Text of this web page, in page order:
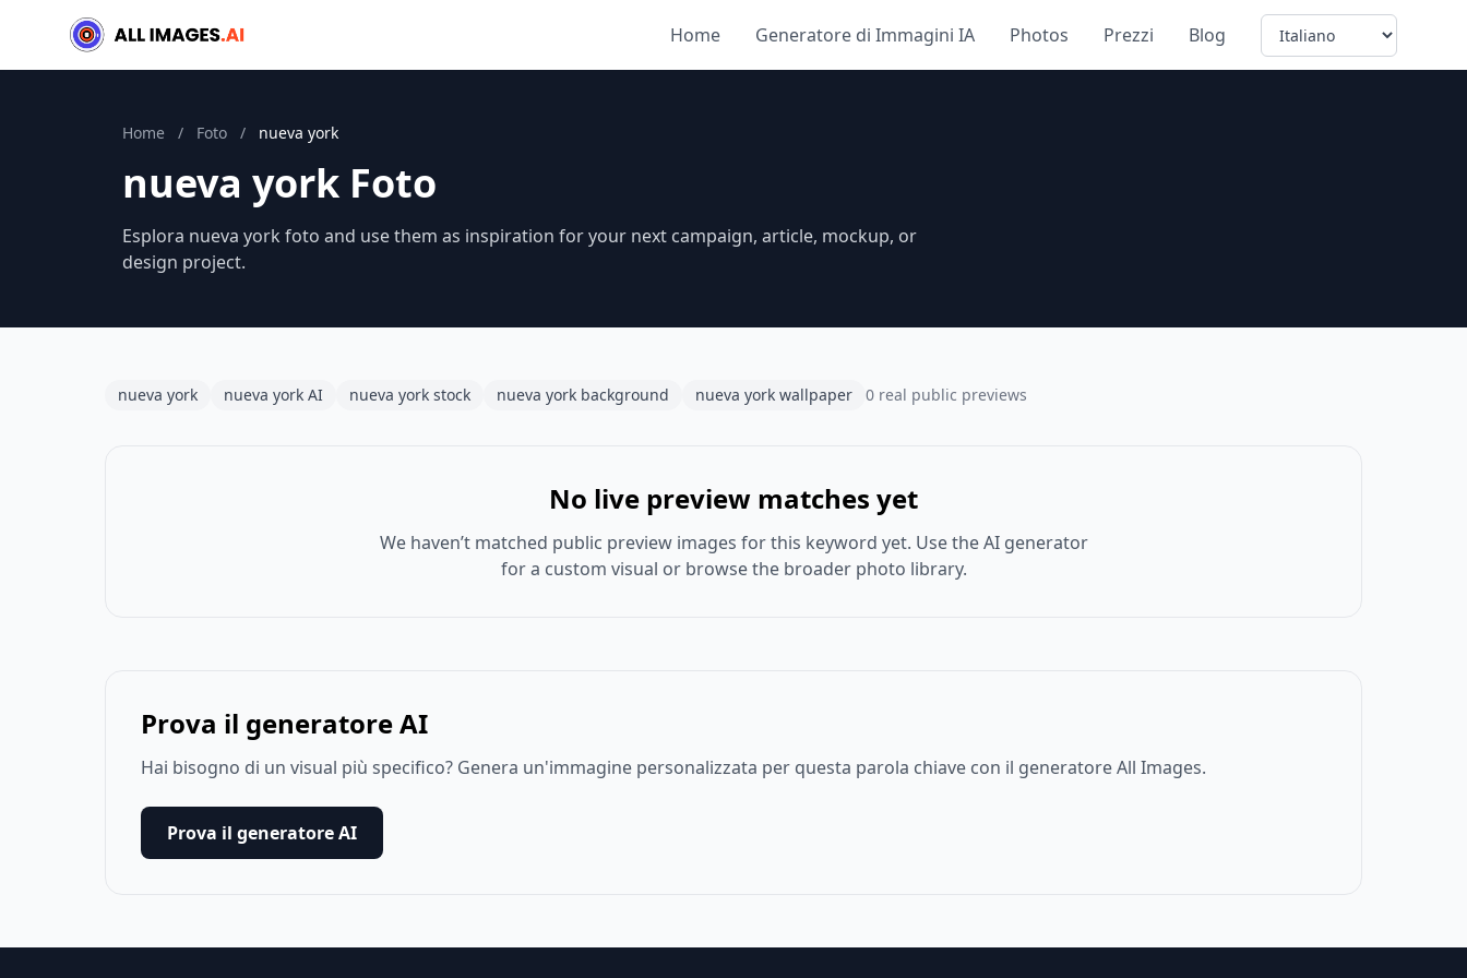
Home Generatore di Immagini IA Photos Prezzi Blog Language
Home / Foto / nueva york
nueva york Foto
Esplora nueva york foto and use them as inspiration for your next campaign, article, mockup, or
design project.
nueva york nueva york AI nueva york stock nueva york background nueva york wallpaper 0 real public previews
No live preview matches yet
We haven’t matched public preview images for this keyword yet. Use the AI generator
for a custom visual or browse the broader photo library.
Prova il generatore AI
Hai bisogno di un visual più specifico? Genera un'immagine personalizzata per questa parola chiave con il generatore All Images.
Prova il generatore AI